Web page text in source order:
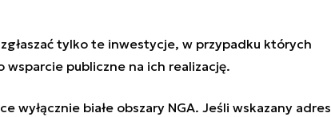
tylko te inwestycje, w przypadku których
publiczne na ich realizację.
wyłącznie białe obszary NGA. Jeśli wskazany adres